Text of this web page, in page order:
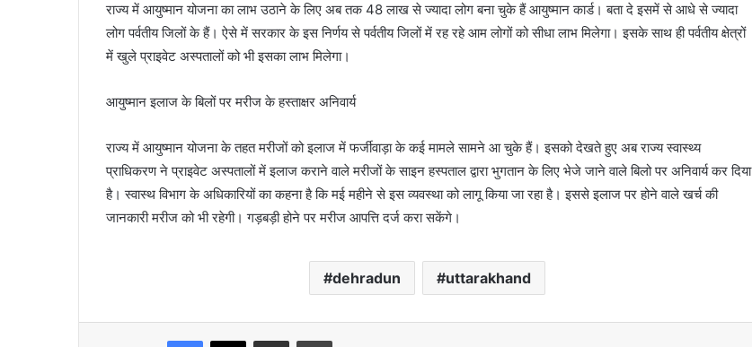
राज्य में आयुष्मान योजना का लाभ उठाने के लिए अब तक 48 लाख से ज्यादा लोग बना चुके हैं आयुष्मान कार्ड। बता दे इसमें से आधे से ज्यादा
लोग पर्वतीय जिलों के हैं। ऐसे में सरकार के इस निर्णय से पर्वतीय जिलों में रह रहे आम लोगों को सीधा लाभ मिलेगा। इसके साथ ही पर्वतीय क्षेत्रों
में खुले प्राइवेट अस्पतालों को भी इसका लाभ मिलेगा।
आयुष्मान इलाज के बिलों पर मरीज के हस्ताक्षर अनिवार्य
राज्य में आयुष्मान योजना के तहत मरीजों को इलाज में फर्जीवाड़ा के कई मामले सामने आ चुके हैं। इसको देखते हुए अब राज्य स्वास्थ्य
प्राधिकरण ने प्राइवेट अस्पतालों में इलाज कराने वाले मरीजों के साइन हस्पताल द्वारा भुगतान के लिए भेजे जाने वाले बिलो पर अनिवार्य कर दिया
है। स्वास्थ विभाग के अधिकारियों का कहना है कि मई महीने से इस व्यवस्था को लागू किया जा रहा है। इससे इलाज पर होने वाले खर्च की
जानकारी मरीज को भी रहेगी। गड़बड़ी होने पर मरीज आपत्ति दर्ज करा सकेंगे।
dehradun uttarakhand
Facebook
X Share via Email Print